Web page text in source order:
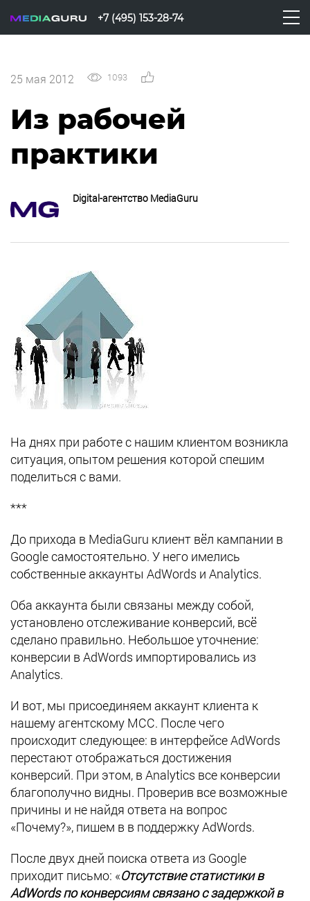
+7 (495) 153-28-74
25 мая 2012 1093
Из рабочей
практики
Digital-агентство MediaGuru
На днях при работе с нашим клиентом возникла
ситуация, опытом решения которой спешим
поделиться с вами.
***
До прихода в MediaGuru клиент вёл кампании в
Google самостоятельно. У него имелись
собственные аккаунты AdWords и Analytics.
Оба аккаунта были связаны между собой,
установлено отслеживание конверсий, всё
сделано правильно. Небольшое уточнение:
конверсии в AdWords импортировались из
Analytics.
И вот, мы присоединяем аккаунт клиента к
нашему агентскому MCC. После чего
происходит следующее: в интерфейсе AdWords
перестают отображаться достижения
конверсий. При этом, в Analytics все конверсии
благополучно видны. Проверив все возможные
причины и не найдя ответа на вопрос
«Почему?», пишем в в поддержку AdWords.
После двух дней поиска ответа из Google
приходит письмо: «Отсутствие статистики в
AdWords по конверсиям связано с задержкой в